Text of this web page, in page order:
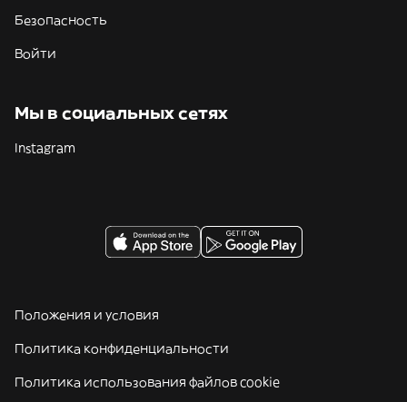
Безопасность
Войти
Мы в социальных сетях
Instagram
Положения и условия
Политика конфиденциальности
Политика использования файлов cookie